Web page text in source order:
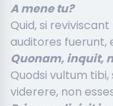
A mene tu?
Quid, si
auditores fuerunt,
Quonam, inquit,
Quodsi vultum
viderere, non